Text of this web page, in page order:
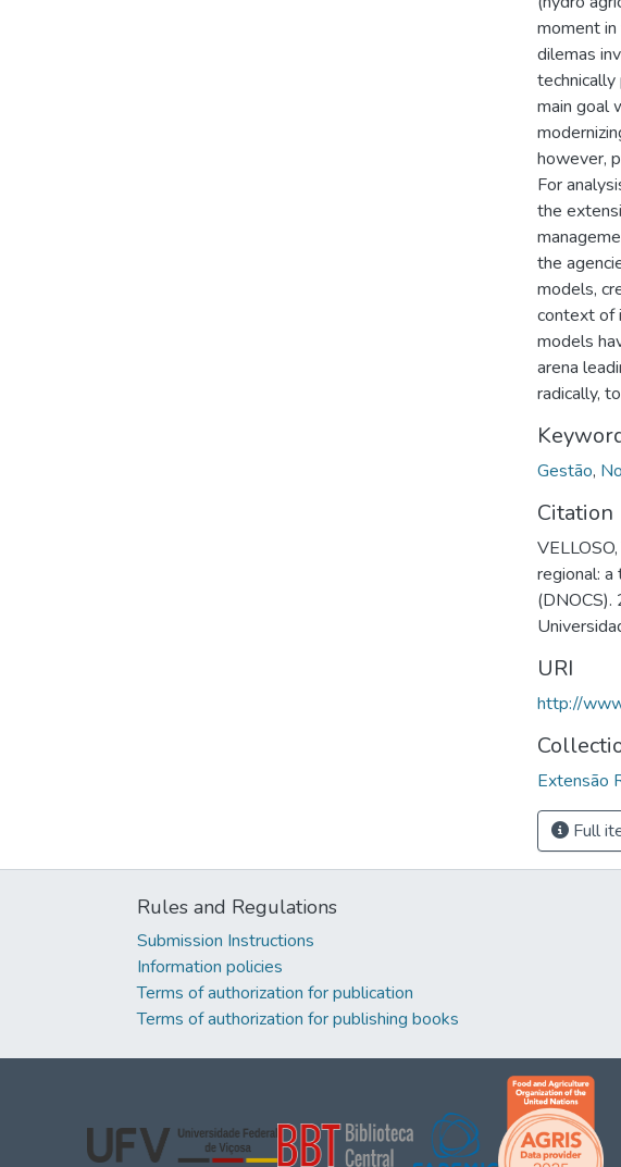
moment
dilemas
main goal
however,
For
the
the
models,
context of
models
arena
radically,
Gestão,
Citation
regional:
URI
http://
Extensão
Full
Rules and Regulations
Submission Instructions
Information policies
Terms of authorization for publication
Terms of authorization for publishing books